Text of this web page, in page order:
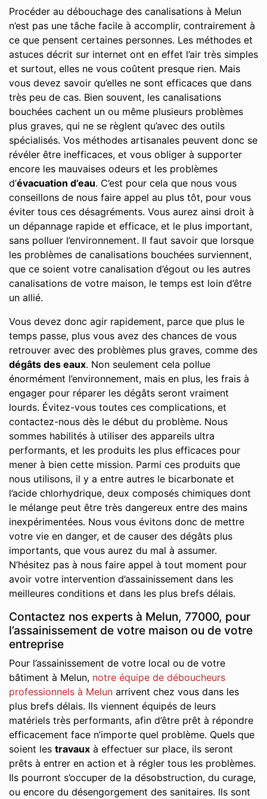
Procéder au débouchage des canalisations à Melun
n’est pas une tâche facile à accomplir, contrairement à
ce que pensent certaines personnes. Les méthodes et
astuces décrit sur internet ont en effet l’air très simples
et surtout, elles ne vous coûtent presque rien. Mais
vous devez savoir qu’elles ne sont efficaces que dans
très peu de cas. Bien souvent, les canalisations
bouchées cachent un ou même plusieurs problèmes
plus graves, qui ne se règlent qu’avec des outils
spécialisés. Vos méthodes artisanales peuvent donc se
révéler être inefficaces, et vous obliger à supporter
encore les mauvaises odeurs et les problèmes
d’évacuation d’eau. C’est pour cela que nous vous
conseillons de nous faire appel au plus tôt, pour vous
éviter tous ces désagréments. Vous aurez ainsi droit à
un dépannage rapide et efficace, et le plus important,
sans polluer l’environnement. Il faut savoir que lorsque
les problèmes de canalisations bouchées surviennent,
que ce soient votre canalisation d’égout ou les autres
canalisations de votre maison, le temps est loin d’être
un allié.
Vous devez donc agir rapidement, parce que plus le
temps passe, plus vous avez des chances de vous
retrouver avec des problèmes plus graves, comme des
dégâts des eaux. Non seulement cela pollue
énormément l’environnement, mais en plus, les frais à
engager pour réparer les dégâts seront vraiment
lourds. Évitez-vous toutes ces complications, et
contactez-nous dès le début du problème. Nous
sommes habilités à utiliser des appareils ultra
performants, et les produits les plus efficaces pour
mener à bien cette mission. Parmi ces produits que
nous utilisons, il y a entre autres le bicarbonate et
l’acide chlorhydrique, deux composés chimiques dont
le mélange peut être très dangereux entre des mains
inexpérimentées. Nous vous évitons donc de mettre
votre vie en danger, et de causer des dégâts plus
importants, que vous aurez du mal à assumer.
N’hésitez pas à nous faire appel à tout moment pour
avoir votre intervention d’assainissement dans les
meilleures conditions et dans les plus brefs délais.
Contactez nos experts à Melun, 77000, pour
l’assainissement de votre maison ou de votre
entreprise
Pour l’assainissement de votre local ou de votre
bâtiment à Melun, notre équipe de déboucheurs
professionnels à Melun arrivent chez vous dans les
plus brefs délais. Ils viennent équipés de leurs
matériels très performants, afin d’être prêt à répondre
efficacement face n’importe quel problème. Quels que
soient les travaux à effectuer sur place, ils seront
prêts à entrer en action et à régler tous les problèmes.
Ils pourront s’occuper de la désobstruction, du curage,
ou encore du désengorgement des sanitaires. Ils sont